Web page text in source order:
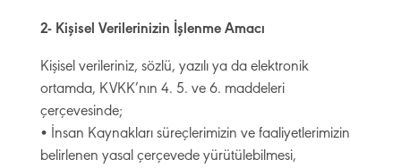
2- Kişisel Verilerinizin İşlenme Amacı
Kişisel verileriniz, sözlü, yazılı ya da elektronik
ortamda, KVKK’nın 4. 5. ve 6. maddeleri
çerçevesinde;
• İnsan Kaynakları süreçlerimizin ve faaliyetlerimizin
belirlenen yasal çerçevede yürütülebilmesi,